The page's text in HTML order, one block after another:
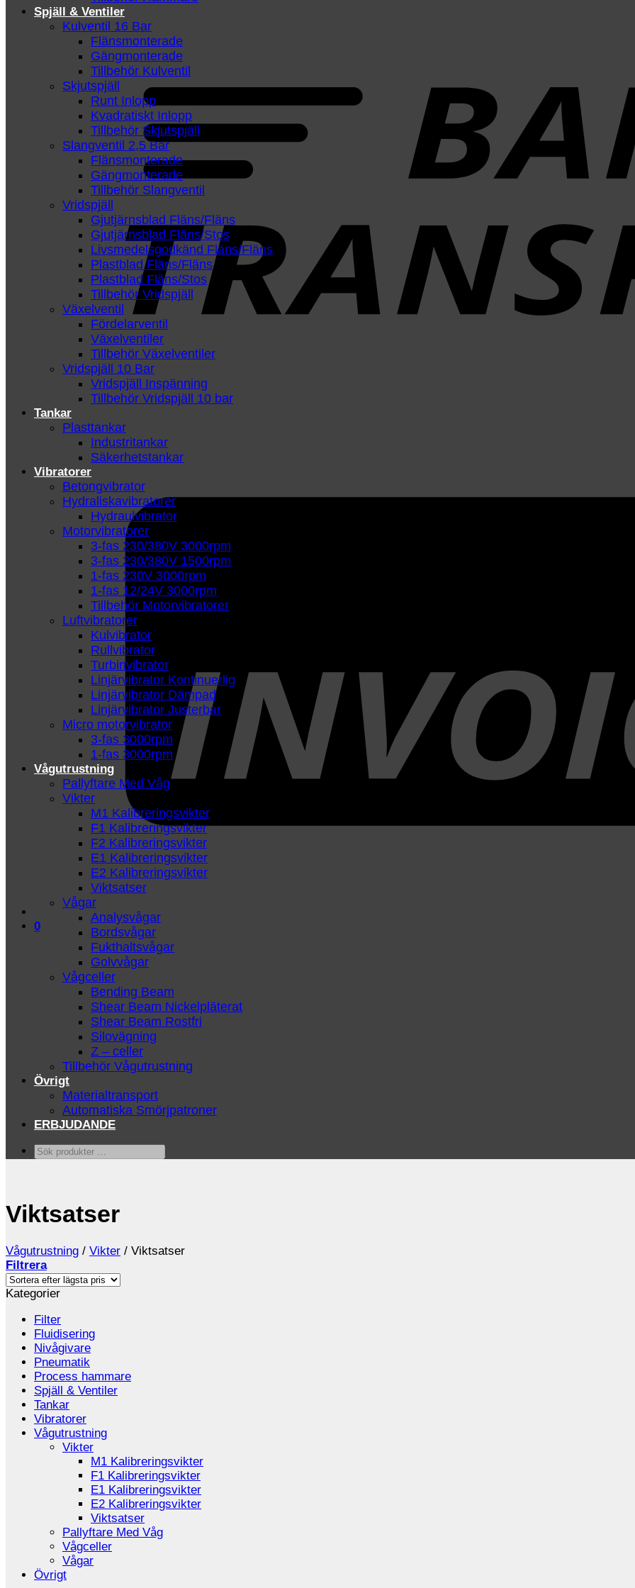
0
Spjäll & Ventiler
Kulventil 16 Bar
Flänsmonterade
Gängmonterade
Tillbehör Kulventil
Skjutspjäll
Runt Inlopp
Kvadratiskt Inlopp
Tillbehör Skjutspjäll
Slangventil 2,5 Bar
Flänsmonterade
Gängmonterade
Tillbehör Slangventil
Vridspjäll
Gjutjärnsblad Fläns/Fläns
Gjutjärnsblad Fläns/Stos
Livsmedelsgodkänd Fläns/Fläns
Plastblad Fläns/Fläns
Plastblad Fläns/Stos
Tillbehör Vridspjäll
Växelventil
Fördelarventil
Växelventiler
Tillbehör Växelventiler
Vridspjäll 10 Bar
Vridspjäll Inspänning
Tillbehör Vridspjäll 10 bar
Tankar
Plasttankar
Industritankar
Säkerhetstankar
Vibratorer
Betongvibrator
Hydraliskavibratorer
Hydraulvibrator
Motorvibratorer
3-fas 230/380V 3000rpm
3-fas 230/380V 1500rpm
1-fas 230V 3000rpm
1-fas 12/24V 3000rpm
Tillbehör Motorvibratorer
Luftvibratorer
Kulvibrator
Rullvibrator
Turbinvibrator
Linjärvibrator Kontinuerlig
Linjärvibrator Dämpad
Linjärvibrator Justerbar
Micro motorvibrator
3-fas 3000rpm
1-fas 3000rpm
Vågutrustning
Pallyftare Med Våg
Vikter
M1 Kalibreringsvikter
F1 Kalibreringsvikter
F2 Kalibreringsvikter
E1 Kalibreringsvikter
E2 Kalibreringsvikter
Viktsatser
Vågar
Analysvågar
Bordsvågar
Fukthaltsvågar
Golvvågar
Vågceller
Bending Beam
Shear Beam Nickelpläterat
Shear Beam Rostfri
Silovägning
Z – celler
Tillbehör Vågutrustning
Övrigt
Materialtransport
Automatiska Smörjpatroner
ERBJUDANDE
Sök
Viktsatser
Vågutrustning / Vikter / Viktsatser
Filtrera
Kategorier
Filter
Fluidisering
Nivågivare
Pneumatik
Process hammare
Spjäll & Ventiler
Tankar
Vibratorer
Vågutrustning
Vikter
M1 Kalibreringsvikter
F1 Kalibreringsvikter
E1 Kalibreringsvikter
E2 Kalibreringsvikter
Viktsatser
Pallyftare Med Våg
Vågceller
Vågar
Övrigt